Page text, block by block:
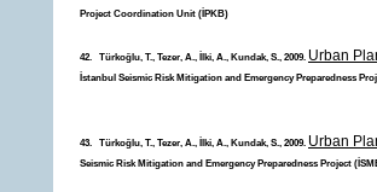
Project Coordination Unit (İPKB)
42. Türkoğlu, T., Tezer, A., İlki, A., Kundak, S., 2009. Urban
İstanbul Seismic Risk Mitigation and Emergency Preparedness
43. Türkoğlu, T., Tezer, A., İlki, A., Kundak, S., 2009. Urban
Seismic Risk Mitigation and Emergency Preparedness Project